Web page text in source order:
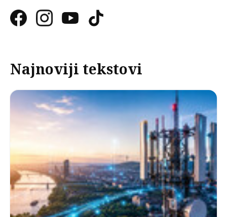
Najnoviji tekstovi